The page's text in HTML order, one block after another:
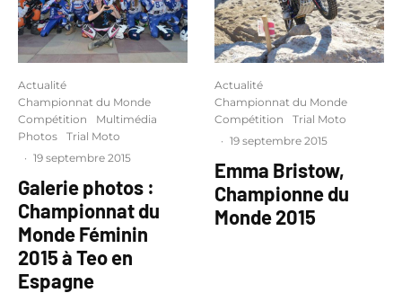
Actualité
Championnat du Monde
Compétition
Multimédia
Photos
Trial Moto
· 19 septembre 2015
Galerie photos :
Championnat du
Monde Féminin
2015 à Teo en
Espagne
Actualité
Championnat du Monde
Compétition
Trial Moto
· 19 septembre 2015
Emma Bristow,
Championne du
Monde 2015